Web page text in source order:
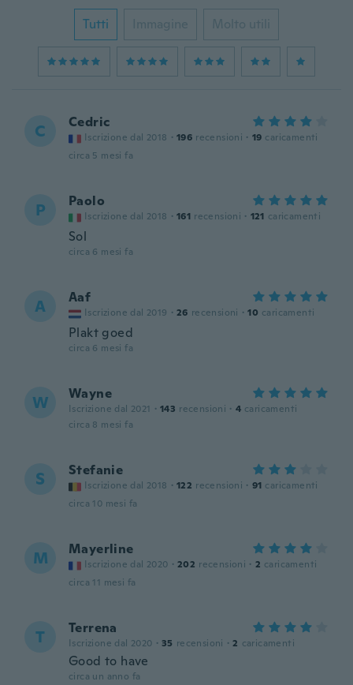
Tutti Immagine Molto utili
C Cedric
Iscrizione dal 2018 · 196 recensioni · 19 caricamenti
circa 5 mesi fa
P Paolo
Iscrizione dal 2018 · 161 recensioni · 121 caricamenti
Sol
circa 6 mesi fa
A Aaf
Iscrizione dal 2019 · 26 recensioni · 10 caricamenti
Plakt goed
circa 6 mesi fa
W Wayne
Iscrizione dal 2021 · 143 recensioni · 4 caricamenti
circa 8 mesi fa
S Stefanie
Iscrizione dal 2018 · 122 recensioni · 91 caricamenti
circa 10 mesi fa
M Mayerline
Iscrizione dal 2020 · 202 recensioni · 2 caricamenti
circa 11 mesi fa
T Terrena
Iscrizione dal 2020 · 35 recensioni · 2 caricamenti
Good to have
circa un anno fa